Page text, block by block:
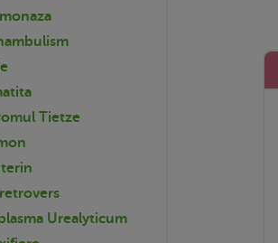
Tietze
Urealyticum